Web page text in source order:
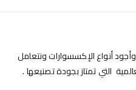
أنواع الإكسسوارات ونتعامل
التي تمتاز بجودة تصنيعها .